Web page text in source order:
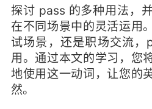
探讨 pass 的多种用法，
在不同场景中的灵活运用
试场景，还是职场交流
用。通过本文的学习，您
地使用这一动词，让您的
然。